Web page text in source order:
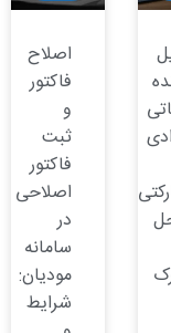
اصلاح
فاکتور
و
ثبت
فاکتور
اصلاحی
در
سامانه
مودیان:
شرایط